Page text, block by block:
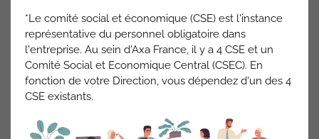
traiter provisoirement l’accident de travail comme une
maladie afin de débloquer un paiement prévisionnel.
Réponse : Le nécessaire est fait pour l’attestation mais les
Indemnités Journalières sont gérés par la CPAM en direct
car le salarié a moins d’un an d’ancienneté.
ACTUALITÉS AXA FRANCE
*Le comité social et économique (CSE) est l'instance
représentative du personnel obligatoire dans
l'entreprise. Au sein d'Axa France, il y a 4 CSE et un
Comité Social et Economique Central (CSEC). En
fonction de votre Direction, vous dépendez d'un des 4
CSE existants.